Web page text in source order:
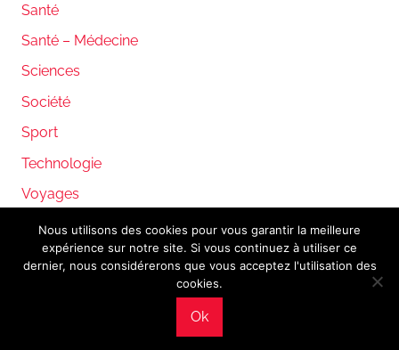
Santé
Santé – Médecine
Sciences
Société
Sport
Technologie
Voyages
WordPress Theme: Donovan by ThemeZee.
Mentions légales
Nous utilisons des cookies pour vous garantir la meilleure
expérience sur notre site. Si vous continuez à utiliser ce
dernier, nous considérerons que vous acceptez l'utilisation des
cookies.
Ok